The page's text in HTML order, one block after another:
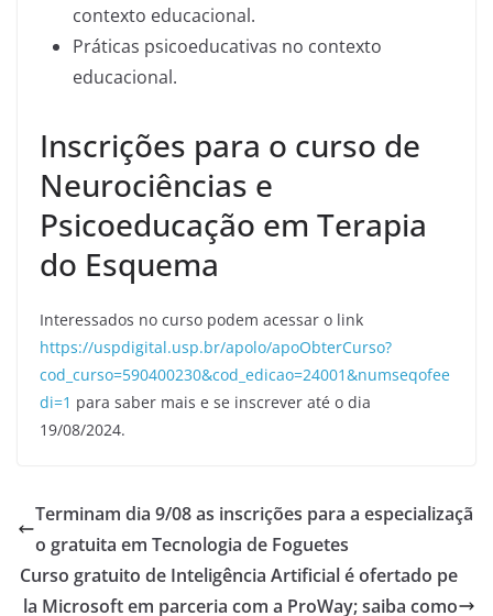
contexto educacional.
Práticas psicoeducativas no contexto
educacional.
Inscrições para o curso de
Neurociências e
Psicoeducação em Terapia
do Esquema
Interessados no curso podem acessar o link
https://uspdigital.usp.br/apolo/apoObterCurso?
cod_curso=590400230&cod_edicao=24001&numseqofee
di=1 para saber mais e se inscrever até o dia
19/08/2024.
Terminam dia 9/08 as inscrições para a especializaçã
o gratuita em Tecnologia de Foguetes
Curso gratuito de Inteligência Artificial é ofertado pe
la Microsoft em parceria com a ProWay; saiba como